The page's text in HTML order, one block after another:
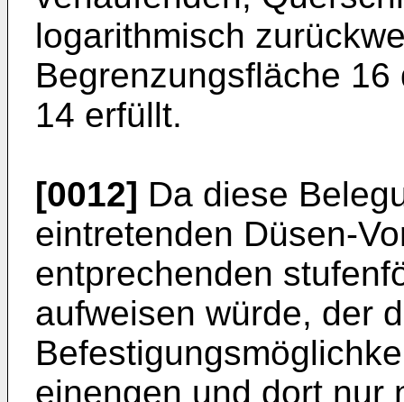
logarithmisch
Begrenzungsfläche
14 erfüllt.
[0012] Da diese
eintretenden Düsen-
entprechenden
aufweisen würde, der
einengen und dort nur